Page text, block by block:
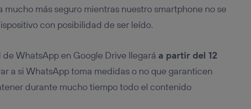
más seguro mientras nuestro smartphone no se
con posibilidad de ser leído.
WhatsApp en Google Drive llegará a partir del 12
a si WhatsApp toma medidas o no que garanticen
durante mucho tiempo todo el contenido